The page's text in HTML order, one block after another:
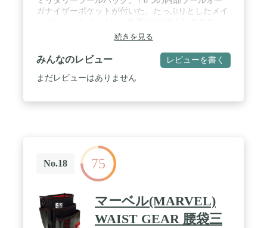
ガナイザーポケットが付いた、たっぷりとしたメイ
プポケットがあり、小道具をすばやく出し入れでき
ます。 / 持ち運びに便利なキャンバスストラップと
フルレングスのナイロンファスナー開閉。 / 丈夫で
機能的なツールバッグ。サイズは11インチ×7インチ
×6インチ。
続きを見る
みんなのレビュー レビューを書く
まだレビューはありません
No.18 75
マーベル(MARVEL)
WAIST GEAR 腰袋三